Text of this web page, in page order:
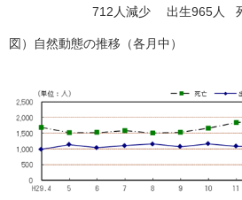
712人減少 出生965人
図）自然動態の推移（各月中）